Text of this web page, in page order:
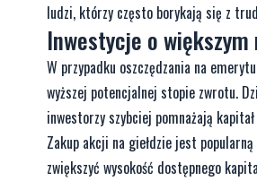
ludzi, którzy często borykają się z
Inwestycje o
W przypadku oszczędzania na
wyższej potencjalnej stopie zwrotu.
inwestorzy szybciej pomnażają
Zakup akcji na giełdzie jest
zwiększyć wysokość dostępnego